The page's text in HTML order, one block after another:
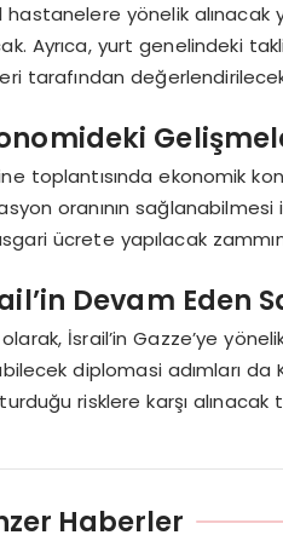
hastanelere yönelik alınacak
Ayrıca, yurt genelindeki
tarafından
toplantısında ekonomik
oranının sağlanabilmesi
ücrete yapılacak
Devam Eden
İsrail’in Gazze’ye
diplomasi adımları da
risklere karşı alınacak
Haberler